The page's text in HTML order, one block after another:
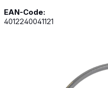
EAN-Code:
4012240041121